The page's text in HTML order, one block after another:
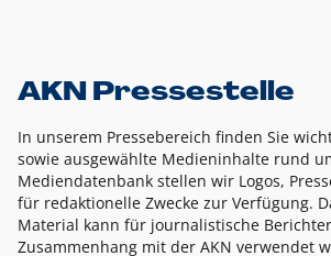
AKN Pressestelle
In unserem Pressebereich finden Sie
sowie ausgewählte Medieninhalte rund
Mediendatenbank stellen wir Logos,
für redaktionelle Zwecke zur Verfügung.
Material kann für journalistische
Zusammenhang mit der AKN verwendet